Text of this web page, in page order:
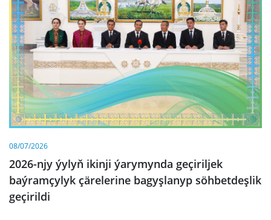
08/07/2026
2026-njy ýylyň ikinji ýarymynda geçiriljek
baýramçylyk çärelerine bagyşlanyp söhbetdeşlik
geçirildi